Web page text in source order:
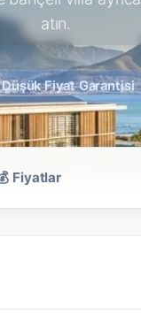
atın.
Düşük Fiyat Garantisi
Fiyatlar